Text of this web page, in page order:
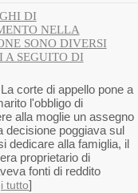
DI
NELLA
SONO DIVERSI
A SEGUITO DI
corte di appello pone a
l'obbligo di
alla moglie un assegno
decisione poggiava sul
dedicare alla famiglia, il
proprietario di
fonti di reddito
tutto]